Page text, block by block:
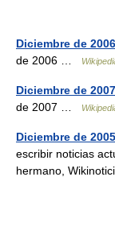
Diciembre de 2006
de 2006 …
Diciembre de 2007
de 2007 …
Diciembre de 2005
escribir noticias
hermano,